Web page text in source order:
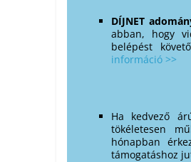
DÍJNET
abban, hogy
belépést
információ >>
Ha kedvező
tökéletesen
hónapban
támogatáshoz